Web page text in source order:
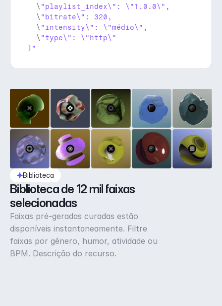
  \
  \
  \
  \
} "
Biblioteca
Biblioteca de 12 mil faixas
selecionadas
Faixas pré-geradas curadas estão
disponíveis instantaneamente. Filtre
faixas por gênero, humor, atividade ou
BPM. Descrição do recurso.